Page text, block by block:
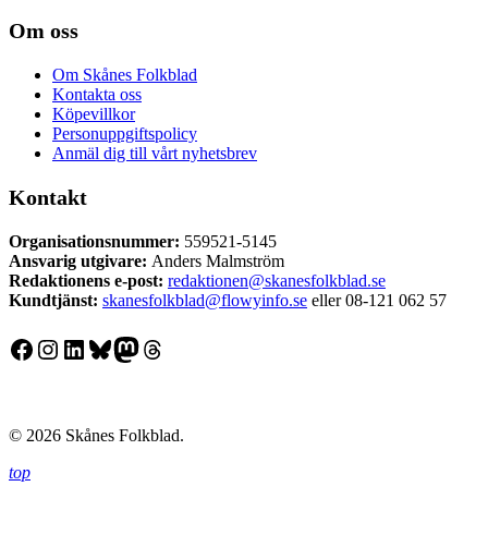
Om oss
Om Skånes Folkblad
Kontakta oss
Köpevillkor
Personuppgiftspolicy
Anmäl dig till vårt nyhetsbrev
Kontakt
Organisationsnummer: 559521-5145
Ansvarig utgivare: Anders Malmström
Redaktionens e-post: redaktionen@skanesfolkblad.se
Kundtjänst: skanesfolkblad@flowyinfo.se eller 08-121 062 57
Facebook
Instagram
LinkedIn
Bluesky
Mastodon
Threads
© 2026 Skånes Folkblad.
top